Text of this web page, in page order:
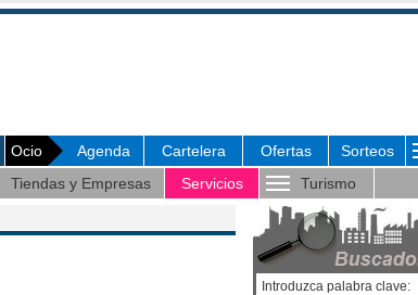
Ocio Agenda Cartelera Ofertas Sorteos
Tiendas y Empresas Servicios Turismo
Introduzca palabra clave: